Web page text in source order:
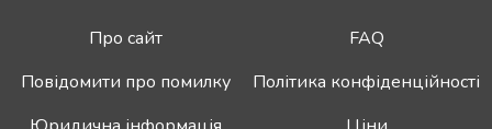
Про сайт
FAQ
Повідомити про помилку
Політика конфіденційності